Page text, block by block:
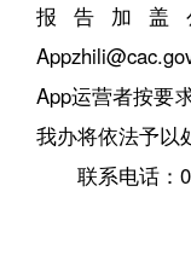
报告加盖
App运营者按要
我办将依法予以
联系电话：